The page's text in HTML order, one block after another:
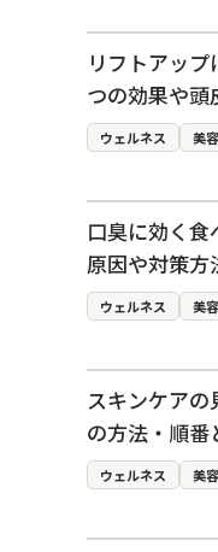
リフトアッ
つの効果や
ウェルネス 美容
口臭に効く
原因や対策方
ウェルネス 美容
スキンケア
の方法・順番
ウェルネス 美容